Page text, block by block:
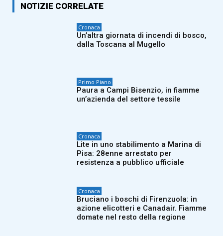
NOTIZIE CORRELATE
Cronaca
Un’altra giornata di incendi di bosco,
dalla Toscana al Mugello
Primo Piano
Paura a Campi Bisenzio, in fiamme
un’azienda del settore tessile
Cronaca
Lite in uno stabilimento a Marina di
Pisa: 28enne arrestato per
resistenza a pubblico ufficiale
Cronaca
Bruciano i boschi di Firenzuola: in
azione elicotteri e Canadair. Fiamme
domate nel resto della regione